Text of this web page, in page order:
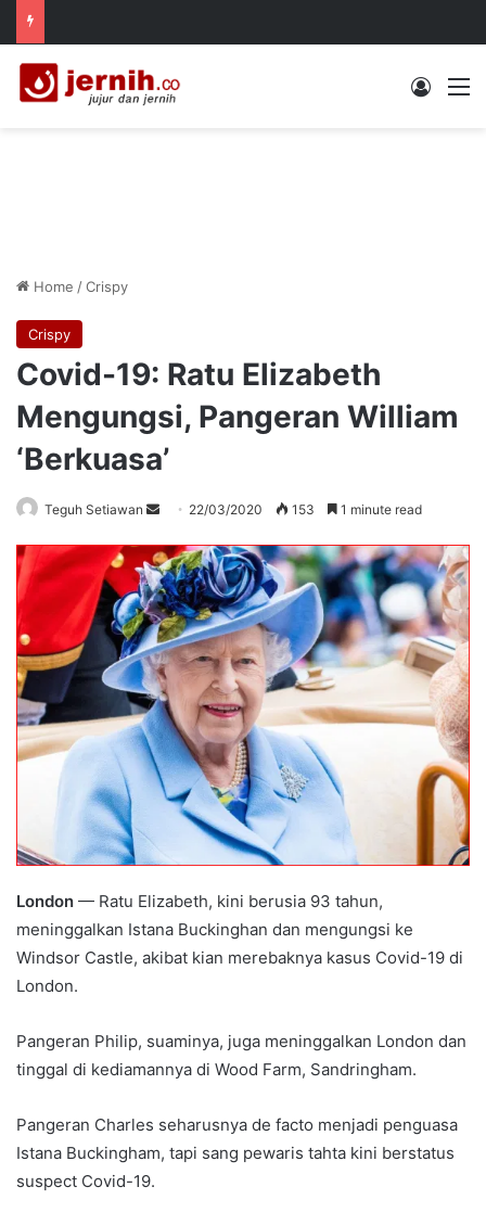
Log In
Home /Crispy
Crispy
Covid-19: Ratu Elizabeth
Mengungsi, Pangeran William
‘Berkuasa’
Teguh Setiawan
Send
email
22/03/2020 153 1 minute read
London — Ratu Elizabeth, kini berusia 93 tahun,
meninggalkan Istana Buckinghan dan mengungsi ke
Windsor Castle, akibat kian merebaknya kasus Covid-19 di
London.
Pangeran Philip, suaminya, juga meninggalkan London dan
tinggal di kediamannya di Wood Farm, Sandringham.
Pangeran Charles seharusnya de facto menjadi penguasa
Istana Buckingham, tapi sang pewaris tahta kini berstatus
suspect Covid-19.